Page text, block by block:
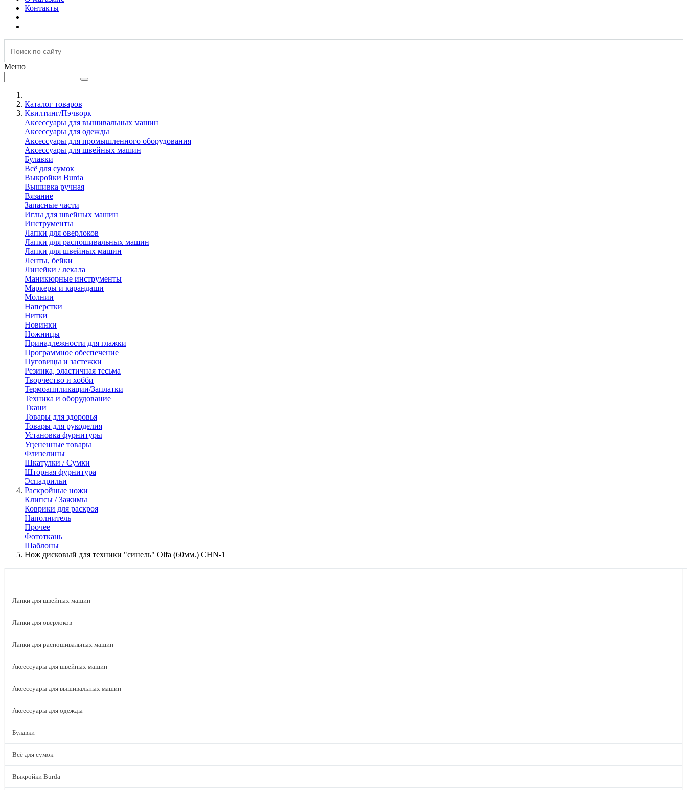
Контакты
Меню
Каталог товаров
Квилтинг/Пэчворк
Аксессуары для вышивальных машин
Аксессуары для одежды
Аксессуары для промышленного оборудования
Аксессуары для швейных машин
Булавки
Всё для сумок
Выкройки Burda
Вышивка ручная
Вязание
Запасные части
Иглы для швейных машин
Инструменты
Лапки для оверлоков
Лапки для распошивальных машин
Лапки для швейных машин
Ленты, бейки
Линейки / лекала
Маникюрные инструменты
Маркеры и карандаши
Молнии
Наперстки
Нитки
Новинки
Ножницы
Принадлежности для глажки
Программное обеспечение
Пуговицы и застежки
Резинка, эластичная тесьма
Творчество и хобби
Термоаппликации/Заплатки
Техника и оборудование
Ткани
Товары для здоровья
Товары для рукоделия
Установка фурнитуры
Уцененные товары
Флизелины
Шкатулки / Сумки
Шторная фурнитура
Эспадрильи
Раскройные ножи
Клипсы / Зажимы
Коврики для раскроя
Наполнитель
Прочее
Фототкань
Шаблоны
Нож дисковый для техники "синель" Olfa (60мм.) CHN-1
Лапки для швейных машин
Лапки для оверлоков
Лапки для распошивальных машин
Аксессуары для швейных машин
Аксессуары для вышивальных машин
Аксессуары для одежды
Булавки
Всё для сумок
Выкройки Burda